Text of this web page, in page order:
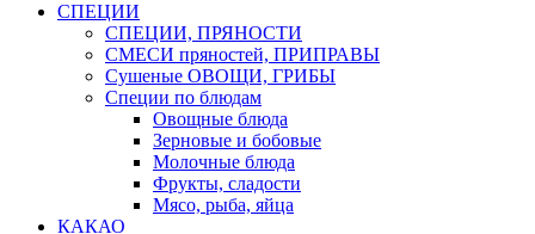
СПЕЦИИ
СПЕЦИИ, ПРЯНОСТИ
СМЕСИ пряностей, ПРИПРАВЫ
Сушеные ОВОЩИ, ГРИБЫ
Специи по блюдам
Овощные блюда
Зерновые и бобовые
Молочные блюда
Фрукты, сладости
Мясо, рыба, яйца
КАКАО